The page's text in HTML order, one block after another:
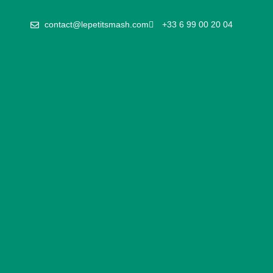
contact@lepetitsmash.com +33 6 99 00 20 04
sports du 16ème le samedi 5 septembre 2026